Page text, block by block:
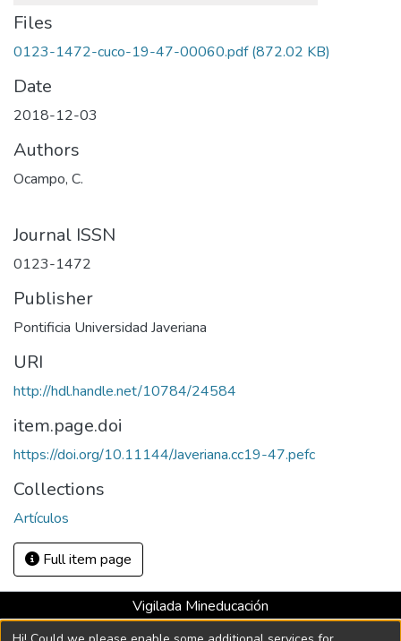
Files
0123-1472-cuco-19-47-00060.pdf(872.02 KB)
Date
2018-12-03
Authors
Ocampo, C.
Journal ISSN
0123-1472
Publisher
Pontificia Universidad Javeriana
URI
http://hdl.handle.net/10784/24584
item.page.doi
https://doi.org/10.11144/Javeriana.cc19-47.pefc
Collections
Artículos
Full item page
Vigilada Mineducación
Universidad con Acreditación Institucional hasta 2026 -